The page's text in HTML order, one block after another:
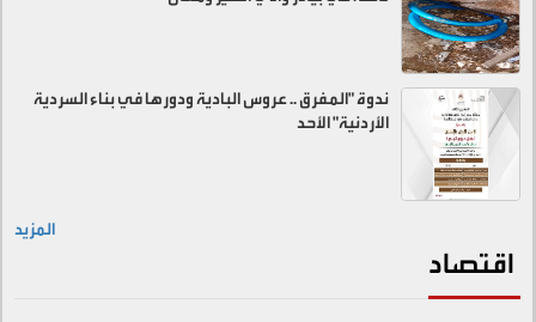
ندوة "المفرق .. عروس البادية ودورها في بناء السردية
الأردنية" الأحد
المزيد
اقتصاد